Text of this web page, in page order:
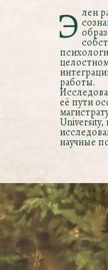
Э лен
работы.
её пути
University,
научные